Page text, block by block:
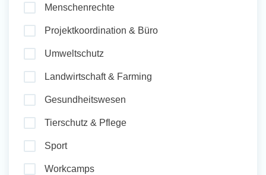
Menschenrechte
Projektkoordination & Büro
Umweltschutz
Landwirtschaft & Farming
Gesundheitswesen
Tierschutz & Pflege
Sport
Workcamps